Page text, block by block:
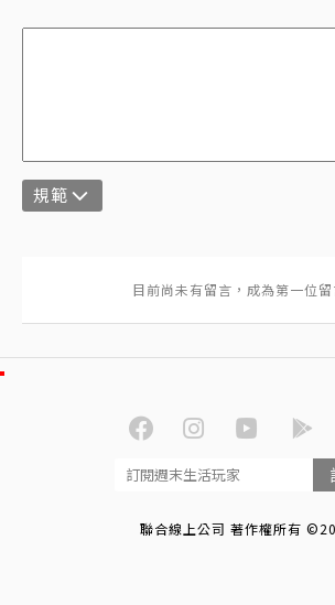
規範
聯合線上公司 著作權所有